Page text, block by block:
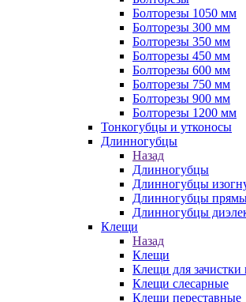
Болторезы 1050 мм
Болторезы 300 мм
Болторезы 350 мм
Болторезы 450 мм
Болторезы 600 мм
Болторезы 750 мм
Болторезы 900 мм
Болторезы 1200 мм
Тонкогубцы и утконосы
Длинногубцы
Назад
Длинногубцы
Длинногубцы
Длинногубцы
Длинногубцы
Клещи
Назад
Клещи
Клещи для зачистки
Клещи слесарные
Клещи переставные